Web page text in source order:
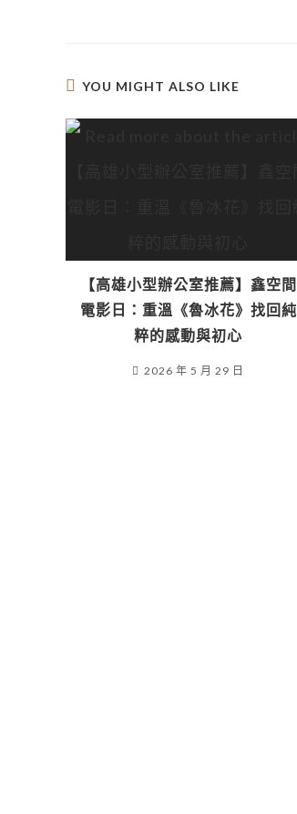
YOU MIGHT ALSO LIKE
【高雄小型辦公室推薦】鑫空間
電影日：重溫《魯冰花》找回純
粹的感動與初心
2026 年 5 月 29 日